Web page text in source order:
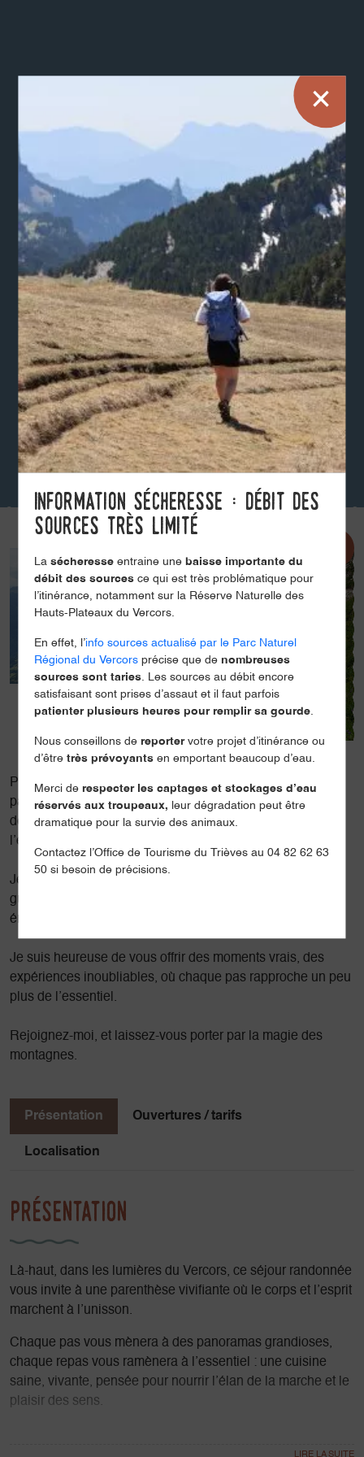
Partez à la rencontre de la montagne, au fil de ses
paysages grandioses, de sa faune discrète, de sa flore
délicate, et des mystères qu’elle murmure à qui sait
l’écouter.
Je suis Patricia, Accompagnatrice en Montagne. Je vous
guide pas à pas, pour des randonnées où nature et
émotions se rencontrent.
Je suis heureuse de vous offrir des moments vrais, des
expériences inoubliables, où chaque pas rapproche un peu
plus de l’essentiel.
Rejoignez-moi, et laissez-vous porter par la magie des
montagnes.
Présentation Ouvertures / tarifs
Localisation
Présentation
Là-haut, dans les lumières du Vercors, ce séjour randonnée
vous invite à une parenthèse vivifiante où le corps et l’esprit
marchent à l’unisson.
Chaque pas vous mènera à des panoramas grandioses,
chaque repas vous ramènera à l’essentiel : une cuisine
saine, vivante, pensée pour nourrir l’élan de la marche et le
plaisir des sens.
Information sécheresse : débit des
sources très limité
Lasécheresse entraine une baisse importante du
débit des sources ce qui est très problématique pour
l’itinérance, notamment sur la Réserve Naturelle des
Hauts-Plateaux du Vercors.
En effet, l’info sources actualisé par le Parc Naturel
Régional du Vercors précise que de nombreuses
sources sont taries. Les sources au débit encore
satisfaisant sont prises d’assaut et il faut parfois
patienter plusieurs heures pour remplir sa gourde.
Nous conseillons de reportervotre projet d’itinérance ou
d’êtretrès prévoyants en emportant beaucoup d’eau.
Merci de respecter les captages et stockages d’eau
réservés aux troupeaux, leur dégradation peut être
dramatique pour la survie des animaux.
Contactez l’Office de Tourisme du Trièves au 04 82 62 63
50 si besoin de précisions.